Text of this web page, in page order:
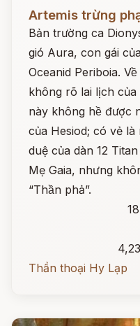
Artemis trừng
Bản trường ca
gió Aura, con gái
Oceanid Periboia.
không rõ lai lịch
này không hề được
của Hesiod; có vẻ
duệ của dàn 12
Mẹ Gaia, nhưng
“Thần phả”.
Thần thoại Hy Lạp